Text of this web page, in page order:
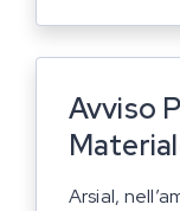
Avviso
Arsial,